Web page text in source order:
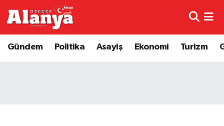
Gündem Politika Asayiş Ekonomi Turizm
Genel
Trafik Durumu